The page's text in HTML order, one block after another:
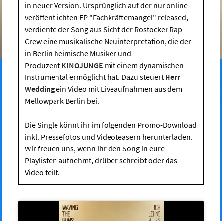
in neuer Version. Ursprünglich auf der nur online
veröffentlichten EP "Fachkräftemangel" released,
verdiente der Song aus Sicht der Rostocker Rap-
Crew eine musikalische Neuinterpretation, die der
in Berlin heimische Musiker und
Produzent KINOJUNGE mit einem dynamischen
Instrumental ermöglicht hat. Dazu steuert Herr
Weddingein Video mit Liveaufnahmen aus dem
Mellowpark Berlin bei.
Die Single könnt ihr im folgenden Promo-Download
inkl. Pressefotos und Videoteasern herunterladen.
Wir freuen uns, wenn ihr den Song in eure
Playlisten aufnehmt, drüber schreibt oder das
Video teilt.